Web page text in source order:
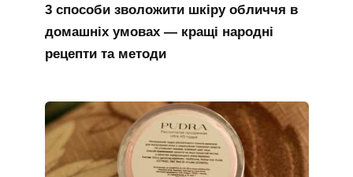
3 способи зволожити шкіру обличчя в
домашніх умовах — кращі народні
рецепти та методи